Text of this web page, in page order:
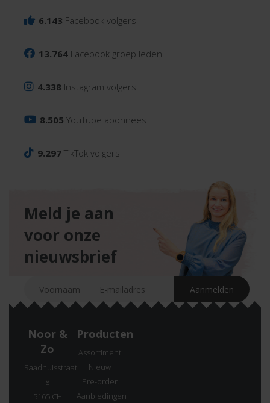
6.143 Facebook volgers
13.764 Facebook groep leden
4.338 Instagram volgers
8.505 YouTube abonnees
9.297 TikTok volgers
Meld je aan
voor onze
nieuwsbrief
Noor &
Zo
Raadhuisstraat
8
5165 CH
Producten
Assortiment
Nieuw
Pre-order
Aanbiedingen